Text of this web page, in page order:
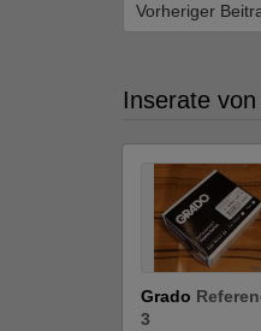
Vorheriger
Inserate
Grado
3